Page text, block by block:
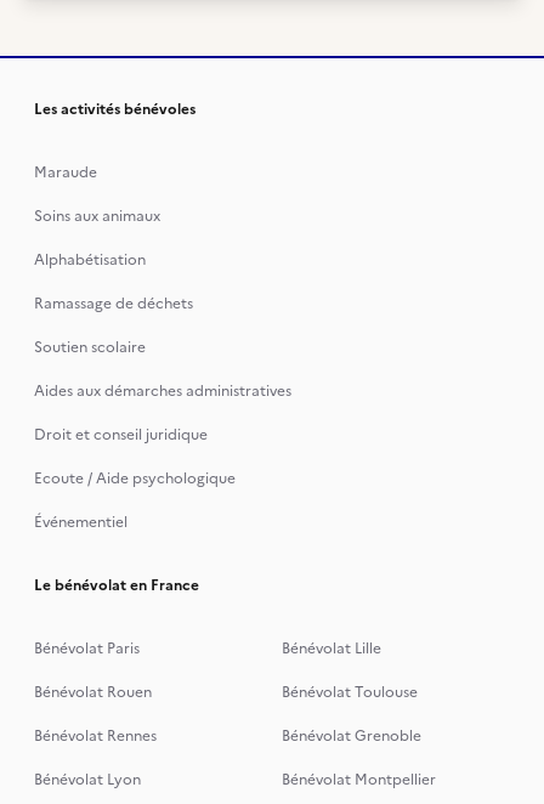
Les activités bénévoles
Maraude
Soins aux animaux
Alphabétisation
Ramassage de déchets
Soutien scolaire
Aides aux démarches administratives
Droit et conseil juridique
Ecoute / Aide psychologique
Événementiel
Le bénévolat en France
Bénévolat Paris
Bénévolat Lille
Bénévolat Rouen
Bénévolat Toulouse
Bénévolat Rennes
Bénévolat Grenoble
Bénévolat Lyon
Bénévolat Montpellier